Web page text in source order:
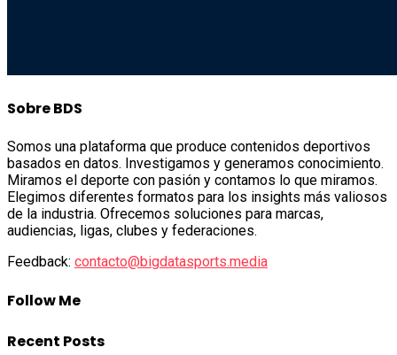
Sobre BDS
Somos una plataforma que produce contenidos deportivos
basados en datos. Investigamos y generamos conocimiento.
Miramos el deporte con pasión y contamos lo que miramos.
Elegimos diferentes formatos para los insights más valiosos
de la industria. Ofrecemos soluciones para marcas,
audiencias, ligas, clubes y federaciones.
Feedback: contacto@bigdatasports.media
Follow Me
Recent Posts